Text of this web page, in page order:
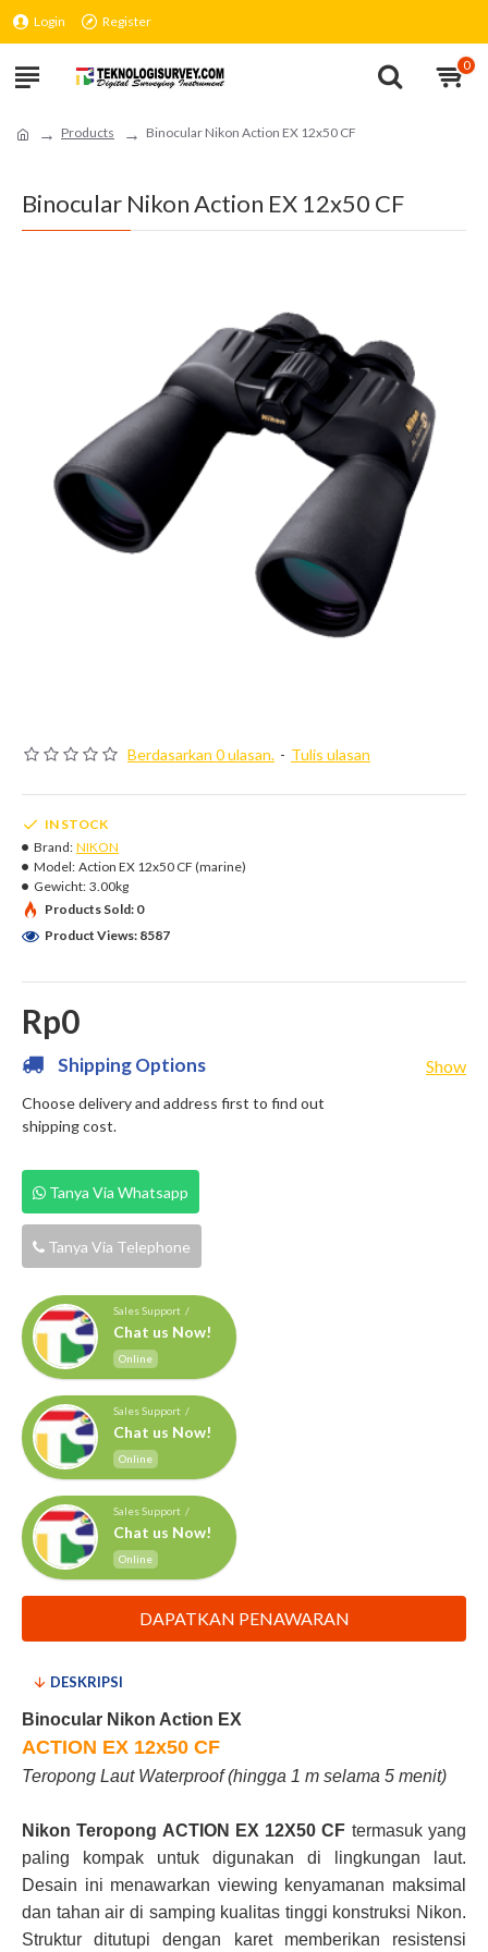
Login Register
0
Products Binocular Nikon Action EX 12x50 CF
Binocular Nikon Action EX 12x50 CF
Berdasarkan 0 ulasan. - Tulis ulasan
Rp0
IN STOCK
Brand: NIKON
Model: Action EX 12x50 CF (marine)
Gewicht: 3.00kg
Products Sold: 0
Product Views: 8587
Shipping Options
Choose delivery and address first to find out
shipping cost.
Show
Tanya Via Whatsapp
Tanya Via Telephone
Sales Support /
Chat us Now!
Online
Sales Support /
Chat us Now!
Online
Sales Support /
Chat us Now!
Online
DAPATKAN PENAWARAN
DESKRIPSI
Binocular Nikon Action EX
ACTION EX 12x50 CF
Teropong Laut Waterproof (hingga 1 m selama 5 menit)
Nikon Teropong ACTION EX 12X50 CF termasuk yang
paling kompak untuk digunakan di lingkungan laut.
Desain ini menawarkan viewing kenyamanan maksimal
dan tahan air di samping kualitas tinggi konstruksi Nikon.
Struktur ditutupi dengan karet memberikan resistensi